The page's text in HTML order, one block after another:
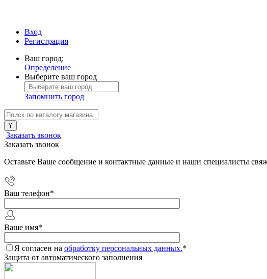
Вход
Регистрация
Ваш город:
Определение
Выберите ваш город
Запомнить город
Заказать звонок
Заказать звонок
Оставьте Ваше сообщение и контактные данные и наши специалисты
Ваш телефон*
Ваше имя*
Я согласен на обработку персональных данных.*
Защита от автоматического заполнения